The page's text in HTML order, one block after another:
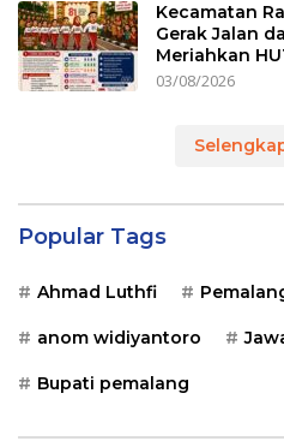
Kecamatan
Gerak Jalan
Meriahkan
03/08/2026
Popular Tags
Ahmad Luthfi
anom widiyantoro
Bupati pemalang